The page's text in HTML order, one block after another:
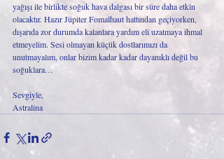
yağışı ile birlikte soğuk hava dalgası bir süre daha etkin
olacaktır. Hazır Jüpiter Fomalhaut hattından geçiyorken,
dışarıda zor durumda kalanlara yardım eli uzatmaya ihmal
etmeyelim. Sesi olmayan küçük dostlarımızı da
unutmayalım, onlar bizim kadar kadar dayanıklı değil bu
soğuklara…
Sevgiyle,
Astralina